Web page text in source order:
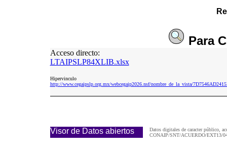
Para
Acceso directo:
LTAIPSLP84XLIB.xlsx
Hipervinculo
http://www.cegaipslp.org.mx/webcegaip2026.nsf/nombre_de_la_vista/
Visor de Datos abiertos
Datos digitales de caracter público,
CONAIP/SNT/ACUERDO/EXT13/